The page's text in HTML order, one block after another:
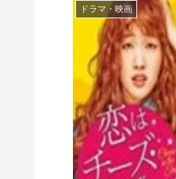
ドラマ・映画